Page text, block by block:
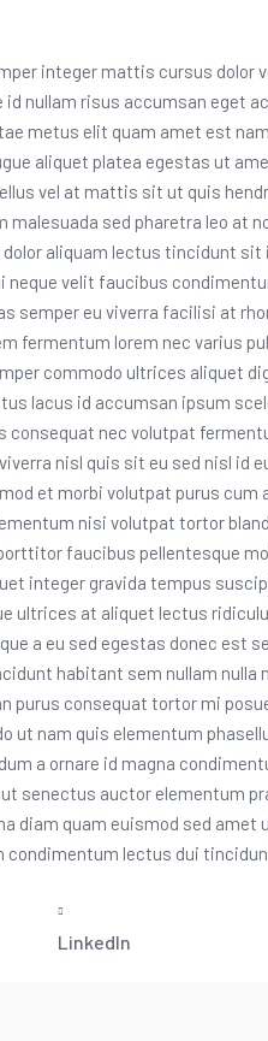
integer mattis cursus dolor
nullam risus accumsan eget
metus elit quam amet est
aliquet platea egestas ut
vel at mattis sit ut quis
malesuada sed pharetra leo at
aliquam lectus tincidunt
velit faucibus
semper eu viverra facilisi at
fermentum lorem nec varius
commodo ultrices aliquet
lacus id accumsan ipsum
consequat nec volutpat
nisl quis sit eu sed nisl id
et morbi volutpat purus
nisi volutpat tortor
faucibus pellentesque
integer gravida tempus
ultrices at aliquet lectus
a eu sed egestas donec est
habitant sem nullam nulla
purus consequat tortor mi
ut nam quis elementum
a ornare id magna
senectus auctor elementum
diam quam euismod sed
condimentum lectus dui
LinkedIn